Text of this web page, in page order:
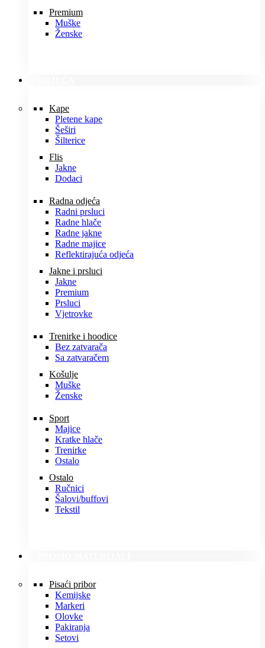
Premium
Muške
Ženske
Kape
Pletene kape
Šeširi
Šilterice
Flis
Jakne
Dodaci
Radna odjeća
Radni prsluci
Radne hlače
Radne jakne
Radne majice
Reflektirajuća odjeća
Jakne i prsluci
Jakne
Premium
Prsluci
Vjetrovke
Trenirke i hoodice
Bez zatvarača
Sa zatvaračem
Košulje
Muške
Ženske
Sport
Majice
Kratke hlače
Trenirke
Ostalo
Ostalo
Ručnici
Šalovi/buffovi
Tekstil
Pisaći pribor
Kemijske
Markeri
Olovke
Pakiranja
Setovi